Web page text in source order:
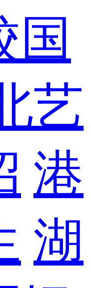
国
艺
港
湖